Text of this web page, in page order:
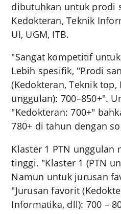
dibutuhkan untuk prodi
Kedokteran, Teknik
UI, UGM, ITB.
"Sangat kompetitif
Lebih spesifik, "Prodi
(Kedokteran, Teknik
unggulan): 700–850+".
"Kedokteran: 700+"
780+ di tahun dengan
Klaster 1 PTN unggulan
tinggi. "Klaster 1 (PTN
Namun untuk jurusan
"Jurusan favorit
Informatika, dll): 700 –